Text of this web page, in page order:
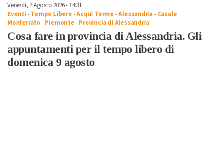
Venerdì, 7 Agosto 2026 - 14:31
Eventi -Tempo Libero -Acqui Terme -Alessandria - Casale
Monferrato -Piemonte -Provincia di Alessandria
Cosa fare in provincia di Alessandria. Gli
appuntamenti per il tempo libero di
domenica 9 agosto